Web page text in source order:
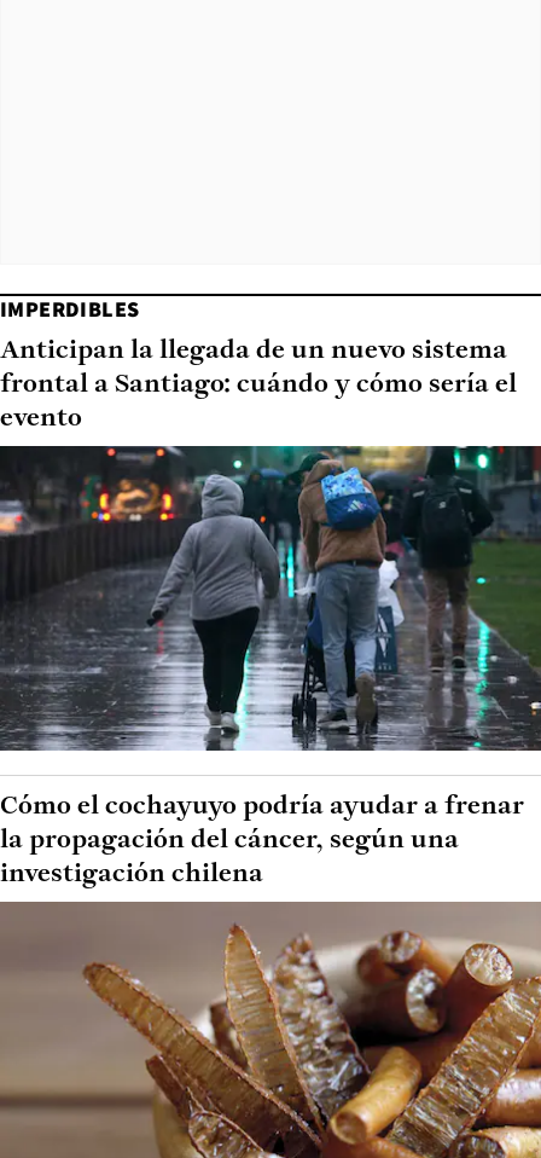
IMPERDIBLES
Anticipan la llegada de un nuevo sistema
frontal a Santiago: cuándo y cómo sería el
evento
Cómo el cochayuyo podría ayudar a frenar
la propagación del cáncer, según una
investigación chilena